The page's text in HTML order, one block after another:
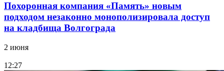
Похоронная компания «Память» новым
подходом незаконно монополизировала доступ
на кладбища Волгограда
2 июня
12:27